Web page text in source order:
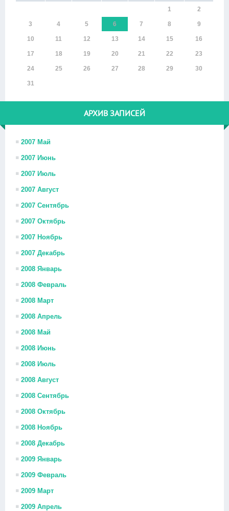
1 2
3 4 5 6 7 8 9
10 11 12 13 14 15 16
17 18 19 20 21 22 23
24 25 26 27 28 29 30
31
АРХИВ ЗАПИСЕЙ
2007 Май
2007 Июнь
2007 Июль
2007 Август
2007 Сентябрь
2007 Октябрь
2007 Ноябрь
2007 Декабрь
2008 Январь
2008 Февраль
2008 Март
2008 Апрель
2008 Май
2008 Июнь
2008 Июль
2008 Август
2008 Сентябрь
2008 Октябрь
2008 Ноябрь
2008 Декабрь
2009 Январь
2009 Февраль
2009 Март
2009 Апрель